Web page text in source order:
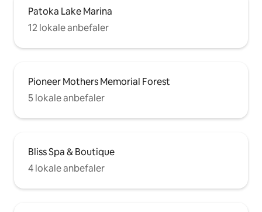
Patoka Lake Marina
12 lokale anbefaler
Pioneer Mothers Memorial Forest
5 lokale anbefaler
Bliss Spa & Boutique
4 lokale anbefaler